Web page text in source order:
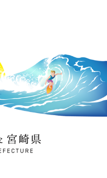
県